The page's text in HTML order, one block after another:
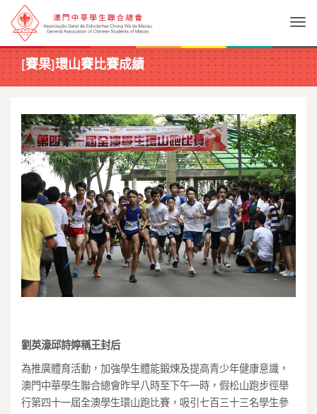
[賽果]環山賽比賽成績
劉英濠邱詩婷稱王封后
為推廣體育活動，加強學生體能鍛煉及提高青少年健康意識，
澳門中華學生聯合總會昨早八時至下午一時，假松山跑步徑舉
行第四十一屆全澳學生環山跑比賽，吸引七百三十三名學生參